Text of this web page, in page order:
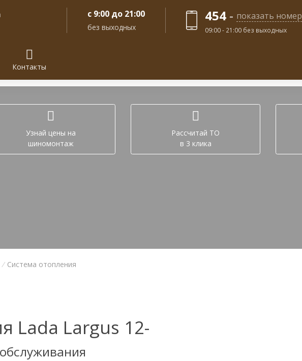
454 - показать номер
09:00 - 21:00 без выходных
с 9:00 до 21:00
без выходных
Контакты
Узнай цены на
шиномонтаж
Рассчитай ТО
в 3 клика
/ Система отопления
Lada Largus 12-